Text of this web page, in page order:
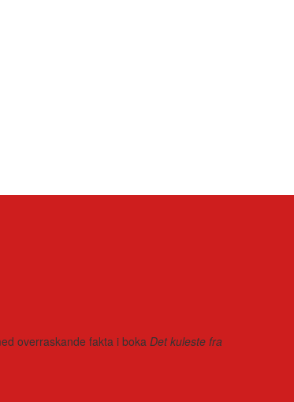
overraskande fakta i boka Det kuleste fra